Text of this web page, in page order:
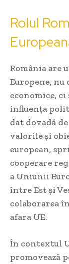
Rolul
România are
Europene,
economice,
influența
dat dovadă
valorile și
european,
cooperare
a Uniunii
între Est și
colaborarea
afara UE.
În contextul
promovează